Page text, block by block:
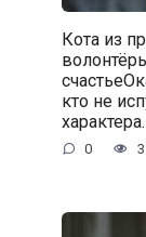
Кота из
кто не
характера.
0 3